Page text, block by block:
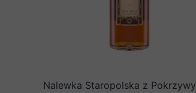
Nalewka Staropolska z Pokrzywy